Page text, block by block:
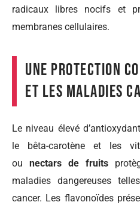
radicaux libres nocifs et
membranes cellulaires.
Une protection
et les maladies
Le niveau élevé
le bêta-carotène et les
ou nectars de fruits
maladies dangereuses
cancer. Les flavonoïdes